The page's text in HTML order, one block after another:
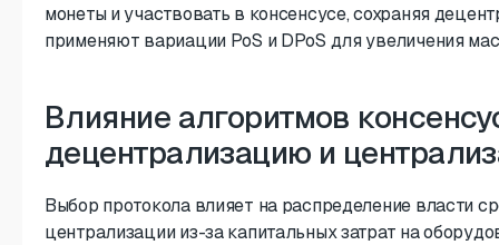
монеты и участвовать в консенсусе, сохраняя
применяют вариации PoS и DPoS для увеличения
Влияние алгоритмов
децентрализацию и
Выбор протокола влияет на распределение власти
централизации из-за капитальных затрат на